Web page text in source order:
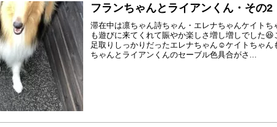
フランちゃんとライアンくん・その2
滞在中は凛ちゃん詩ちゃん・エレナちゃんケイトち
も遊びに来てくれて賑やか楽しさ増し増しでした
足取りしっかりだったエレナちゃん☺️ケイトちゃん
ちゃんとライアンくんのセーブル色具合がさ...